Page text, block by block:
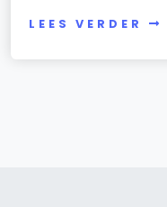
LEES VERDER